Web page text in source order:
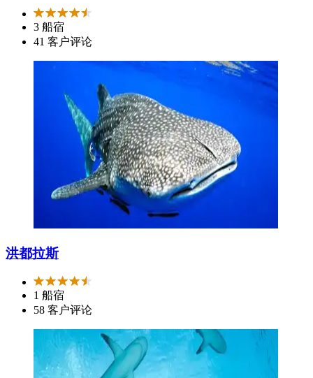
3 船宿
41 客户评论
洪都拉斯
1 船宿
58 客户评论